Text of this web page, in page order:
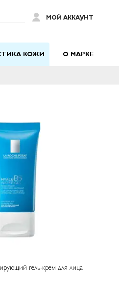
МОЙ АККАУНТ
КОЖИ О МАРКЕ
гель-крем для лица